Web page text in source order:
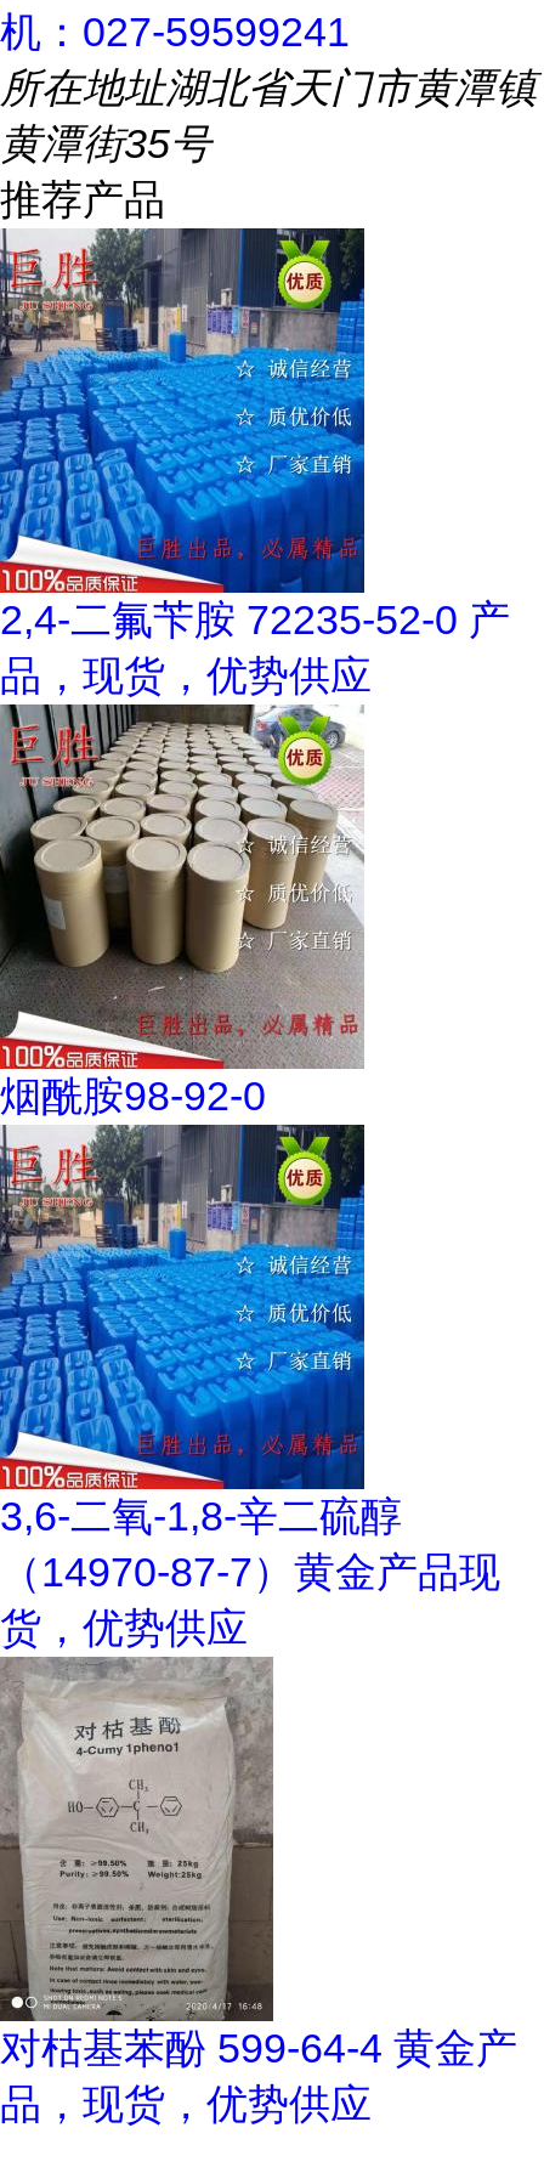
机：027-59599241
所在地址湖北省天门市黄潭镇
黄潭街35号
推荐产品
2,4-二氟苄胺 72235-52-0 产
品，现货，优势供应
烟酰胺98-92-0
3,6-二氧-1,8-辛二硫醇
（14970-87-7）黄金产品现
货，优势供应
对枯基苯酚 599-64-4 黄金产
品，现货，优势供应